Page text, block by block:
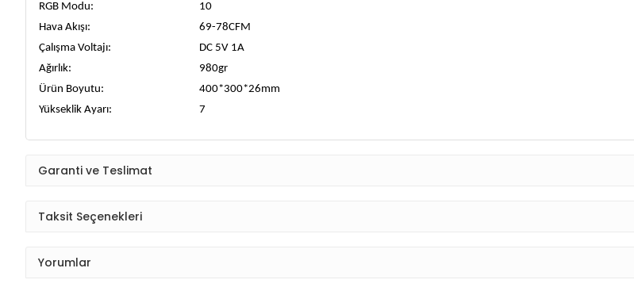
RGB Modu:
10
Hava Akışı:
69-78CFM
Çalışma Voltajı:
DC 5V 1A
Ağırlık:
980gr
Ürün Boyutu:
400*300*26mm
Yükseklik Ayarı:
7
Garanti ve Teslimat
Taksit Seçenekleri
Yorumlar